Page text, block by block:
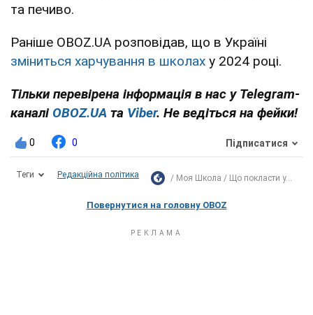
та печиво.
Раніше OBOZ.UA розповідав, що в Україні
зміниться харчування в школах у 2024 році.
Тільки перевірена інформація в нас у Telegram-
каналі OBOZ.UA та Viber. Не ведіться на фейки!
0 0 Підписатися
Теги Редакційна політика Моя Школа Що покласти у...
Повернутися на головну OBOZ